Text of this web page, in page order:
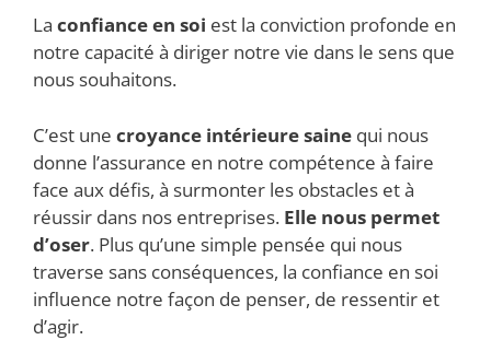
La confiance en soi est la conviction profonde en
notre capacité à diriger notre vie dans le sens que
nous souhaitons.
C’est une croyance intérieure saine qui nous
donne l’assurance en notre compétence à faire
face aux défis, à surmonter les obstacles et à
réussir dans nos entreprises. Elle nous permet
d’oser. Plus qu’une simple pensée qui nous
traverse sans conséquences, la confiance en soi
influence notre façon de penser, de ressentir et
d’agir.